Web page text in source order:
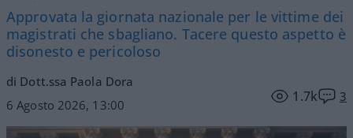
Approvata la giornata nazionale per le vittime dei
magistrati che sbagliano. Tacere questo aspetto è
disonesto e pericoloso
di Dott.ssa Paola Dora
6 Agosto 2026, 13:00
1.7k 3